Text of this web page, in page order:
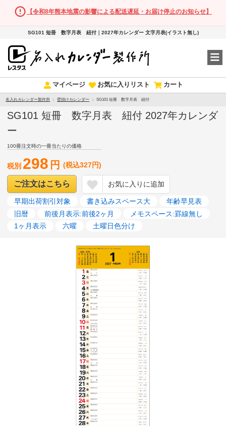
【令和8年熊本地震の影響による配送遅延・お届け停止のお知らせ】
SG101 短冊 数字月表 紐付｜2027年カレンダー 文字月表(イラスト無し)
マイページ お気に入りリスト カート
名入れカレンダー製作所 壁掛けカレンダー SG101 短冊 数字月表 紐付
SG101 短冊 数字月表 紐付 2027年カレンダ
ー
100冊注文時の一冊当たりの価格
税別 298 円 (税込327円)
ご注文はこちら お気に入りに追加
早期出荷割引対象 書き込みスペース大
年齢早見表
旧暦
前後月表示:前後2ヶ月
メモスペース:罫線無し
1ヶ月表示
六曜 土曜日色分け